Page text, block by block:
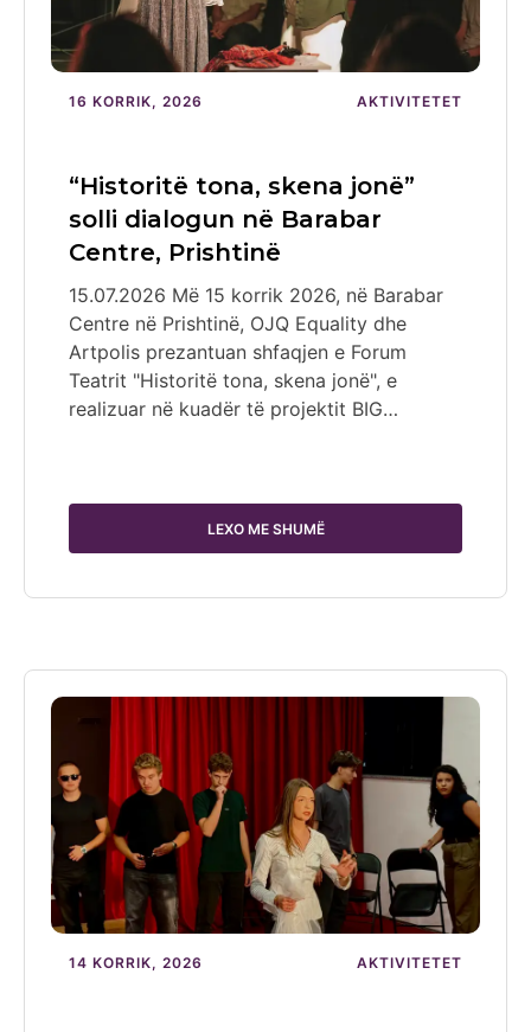
16 KORRIK, 2026 AKTIVITETET
“Historitë tona, skena jonë”
solli dialogun në Barabar
Centre, Prishtinë
15.07.2026 Më 15 korrik 2026, në Barabar
Centre në Prishtinë, OJQ Equality dhe
Artpolis prezantuan shfaqjen e Forum
Teatrit "Historitë tona, skena jonë", e
realizuar në kuadër të projektit BIG…
LEXO ME SHUMË
14 KORRIK, 2026 AKTIVITETET